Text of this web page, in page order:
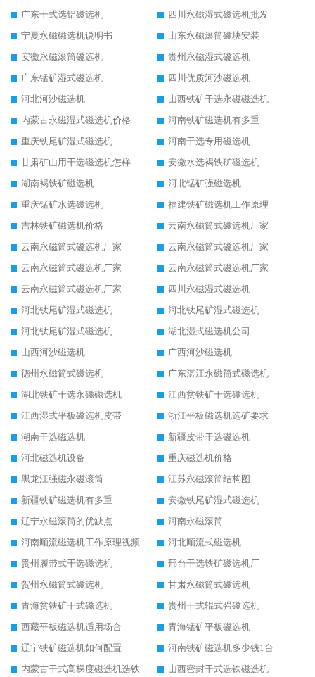
广东干式选铝磁选机
四川永磁湿式磁选机批发
宁夏永磁磁选机说明书
山东永磁滚筒磁块安装
安徽永磁滚筒磁选机
贵州永磁湿式磁选机
广东锰矿湿式磁选机
四川优质河沙磁选机
河北河沙磁选机
山西铁矿干选永磁磁选机
内蒙古永磁湿式磁选机价格
河南铁矿磁选机有多重
重庆铁尾矿湿式磁选机
河南干选专用磁选机
甘肃矿山用干选磁选机怎样调磁
安徽水选褐铁矿磁选机
湖南褐铁矿磁选机
河北锰矿强磁选机
重庆锰矿水选磁选机
福建铁矿磁选机工作原理
吉林铁矿磁选机价格
云南永磁筒式磁选机厂家
云南永磁筒式磁选机厂家
云南永磁筒式磁选机厂家
云南永磁筒式磁选机厂家
云南永磁筒式磁选机厂家
云南永磁筒式磁选机厂家
四川永磁湿式磁选机
河北钛尾矿湿式磁选机
河北钛尾矿湿式磁选机
河北钛尾矿湿式磁选机
湖北湿式磁选机公司
山西河沙磁选机
广西河沙磁选机
德州永磁筒式磁选机
广东湛江永磁筒式磁选机
湖北铁矿干选永磁磁选机
江西贫铁矿干选磁选机
江西湿式平板磁选机皮带
浙江平板磁选机选矿要求
湖南干选磁选机
新疆皮带干选磁选机
河北磁选机设备
重庆磁选机价格
黑龙江强磁永磁滚筒
江苏永磁滚筒结构图
新疆铁矿磁选机有多重
安徽铁尾矿湿式磁选机
辽宁永磁滚筒的优缺点
河南永磁滚筒
河南顺流磁选机工作原理视频
河北顺流式磁选机
贵州履带式干选磁选机
邢台干选铁矿磁选机厂
贺州永磁筒式磁选机
甘肃永磁筒式磁选机
青海贫铁矿干式磁选机
贵州干式辊式强磁选机
西藏平板磁选机适用场合
青海锰矿平板磁选机
辽宁铁矿磁选机如何配置
河南铁矿磁选机多少钱1台
内蒙古干式高梯度磁选机选铁
山西密封干式选铁磁选机